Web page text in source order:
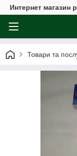
Интернет
Товари та